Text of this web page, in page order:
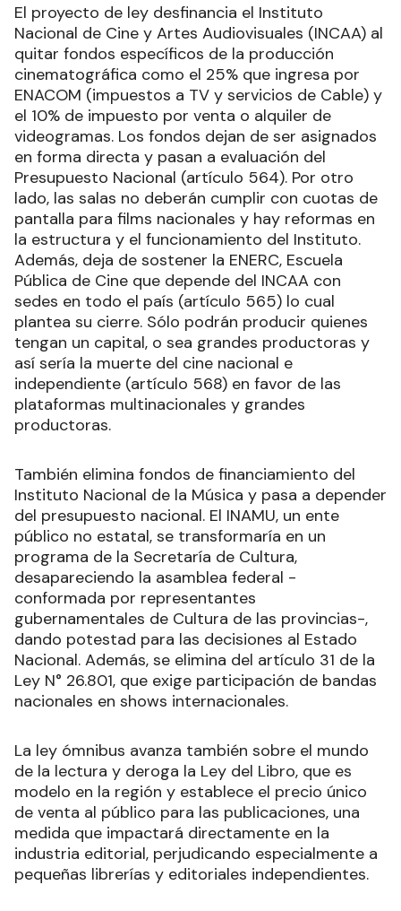
El proyecto de ley desfinancia el Instituto
Nacional de Cine y Artes Audiovisuales (INCAA) al
quitar fondos específicos de la producción
cinematográfica como el 25% que ingresa por
ENACOM (impuestos a TV y servicios de Cable) y
el 10% de impuesto por venta o alquiler de
videogramas. Los fondos dejan de ser asignados
en forma directa y pasan a evaluación del
Presupuesto Nacional (artículo 564). Por otro
lado, las salas no deberán cumplir con cuotas de
pantalla para films nacionales y hay reformas en
la estructura y el funcionamiento del Instituto.
Además, deja de sostener la ENERC, Escuela
Pública de Cine que depende del INCAA con
sedes en todo el país (artículo 565) lo cual
plantea su cierre. Sólo podrán producir quienes
tengan un capital, o sea grandes productoras y
así sería la muerte del cine nacional e
independiente (artículo 568) en favor de las
plataformas multinacionales y grandes
productoras.
También elimina fondos de financiamiento del
Instituto Nacional de la Música y pasa a depender
del presupuesto nacional. El INAMU, un ente
público no estatal, se transformaría en un
programa de la Secretaría de Cultura,
desapareciendo la asamblea federal -
conformada por representantes
gubernamentales de Cultura de las provincias-,
dando potestad para las decisiones al Estado
Nacional. Además, se elimina del artículo 31 de la
Ley N° 26.801, que exige participación de bandas
nacionales en shows internacionales.
La ley ómnibus avanza también sobre el mundo
de la lectura y deroga la Ley del Libro, que es
modelo en la región y establece el precio único
de venta al público para las publicaciones, una
medida que impactará directamente en la
industria editorial, perjudicando especialmente a
pequeñas librerías y editoriales independientes.